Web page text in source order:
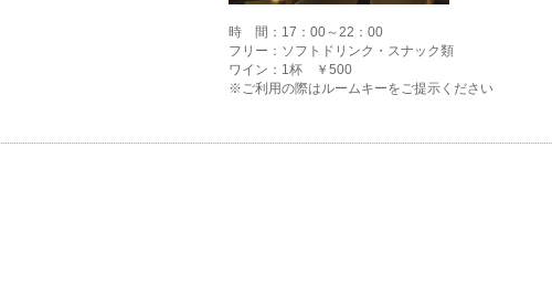
時 間：17：00～22：00
フリー：ソフトドリンク・スナック類
ワイン：1杯 ￥500
※ご利用の際はルームキーをご提示ください